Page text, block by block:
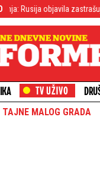
zastrašujuće podatke o
TAJNE MALOG GRADA